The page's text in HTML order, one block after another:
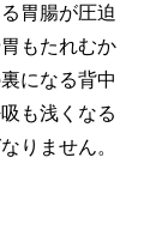
胃腸が圧迫
もたれむか
になる背中
も浅くなる
りません。